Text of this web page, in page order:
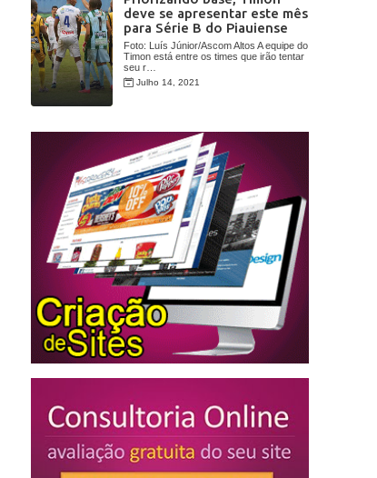
deve se apresentar este mês
para Série B do Piauiense
Foto: Luís Júnior/Ascom Altos A equipe do
Timon está entre os times que irão tentar
seu r…
Julho 14, 2021